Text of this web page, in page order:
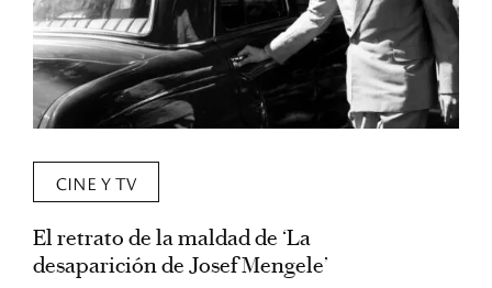
CINE Y TV
El retrato de la maldad de ‘La
desaparición de Josef Mengele’